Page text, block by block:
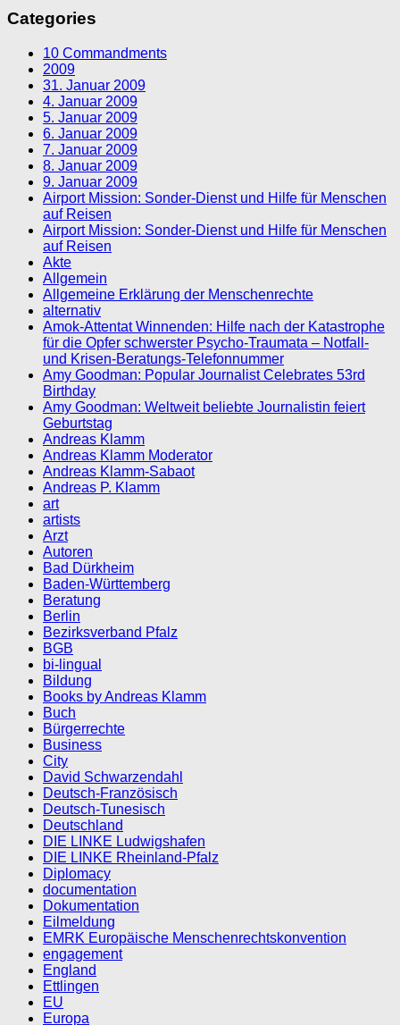
Categories
10 Commandments
2009
31. Januar 2009
4. Januar 2009
5. Januar 2009
6. Januar 2009
7. Januar 2009
8. Januar 2009
9. Januar 2009
Airport Mission: Sonder-Dienst und Hilfe für Menschen
auf Reisen
Airport Mission: Sonder-Dienst und Hilfe für Menschen
auf Reisen
Akte
Allgemein
Allgemeine Erklärung der Menschenrechte
alternativ
Amok-Attentat Winnenden: Hilfe nach der Katastrophe
für die Opfer schwerster Psycho-Traumata – Notfall-
und Krisen-Beratungs-Telefonnummer
Amy Goodman: Popular Journalist Celebrates 53rd
Birthday
Amy Goodman: Weltweit beliebte Journalistin feiert
Geburtstag
Andreas Klamm
Andreas Klamm Moderator
Andreas Klamm-Sabaot
Andreas P. Klamm
art
artists
Arzt
Autoren
Bad Dürkheim
Baden-Württemberg
Beratung
Berlin
Bezirksverband Pfalz
BGB
bi-lingual
Bildung
Books by Andreas Klamm
Buch
Bürgerrechte
Business
City
David Schwarzendahl
Deutsch-Französisch
Deutsch-Tunesisch
Deutschland
DIE LINKE Ludwigshafen
DIE LINKE Rheinland-Pfalz
Diplomacy
documentation
Dokumentation
Eilmeldung
EMRK Europäische Menschenrechtskonvention
engagement
England
Ettlingen
EU
Europa